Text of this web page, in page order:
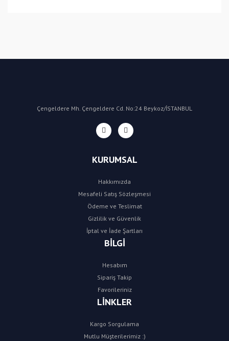
Çengeldere Mh. Çengeldere Cd. No:24 Beykoz/İSTANBUL
KURUMSAL
Hakkımızda
Mesafeli Satış Sözleşmesi
Ödeme ve Teslimat
Gizlilik ve Güvenlik
İptal ve İade Şartları
BİLGİ
Hesabım
Sipariş Takip
Favorileriniz
LİNKLER
Kargo Sorgulama
Mutlu Müşterilerimiz :)